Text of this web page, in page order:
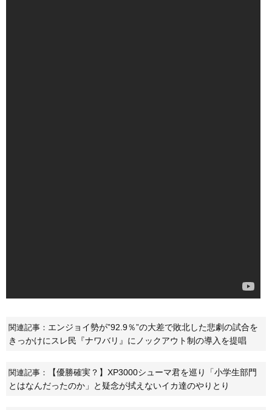
関連記事： エンジョイ勢が”92.9％”の大差で敗北した悲劇の試合を
きっかけにスレ民『ナワバリ』にノックアウト制の導入を提唱
関連記事：
【優勝確実？】XP3000シューマ君を巡り「小学生部門
とはなんだったのか」と疑念が拭えないイカ達のやりとり